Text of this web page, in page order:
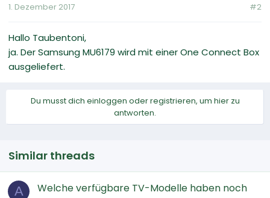
1. Dezember 2017 #2
Hallo Taubentoni,
ja. Der Samsung MU6179 wird mit einer One Connect Box
ausgeliefert.
Du musst dich einloggen oder registrieren, um hier zu
antworten.
Similar threads
A
Welche verfügbare TV-Modelle haben noch